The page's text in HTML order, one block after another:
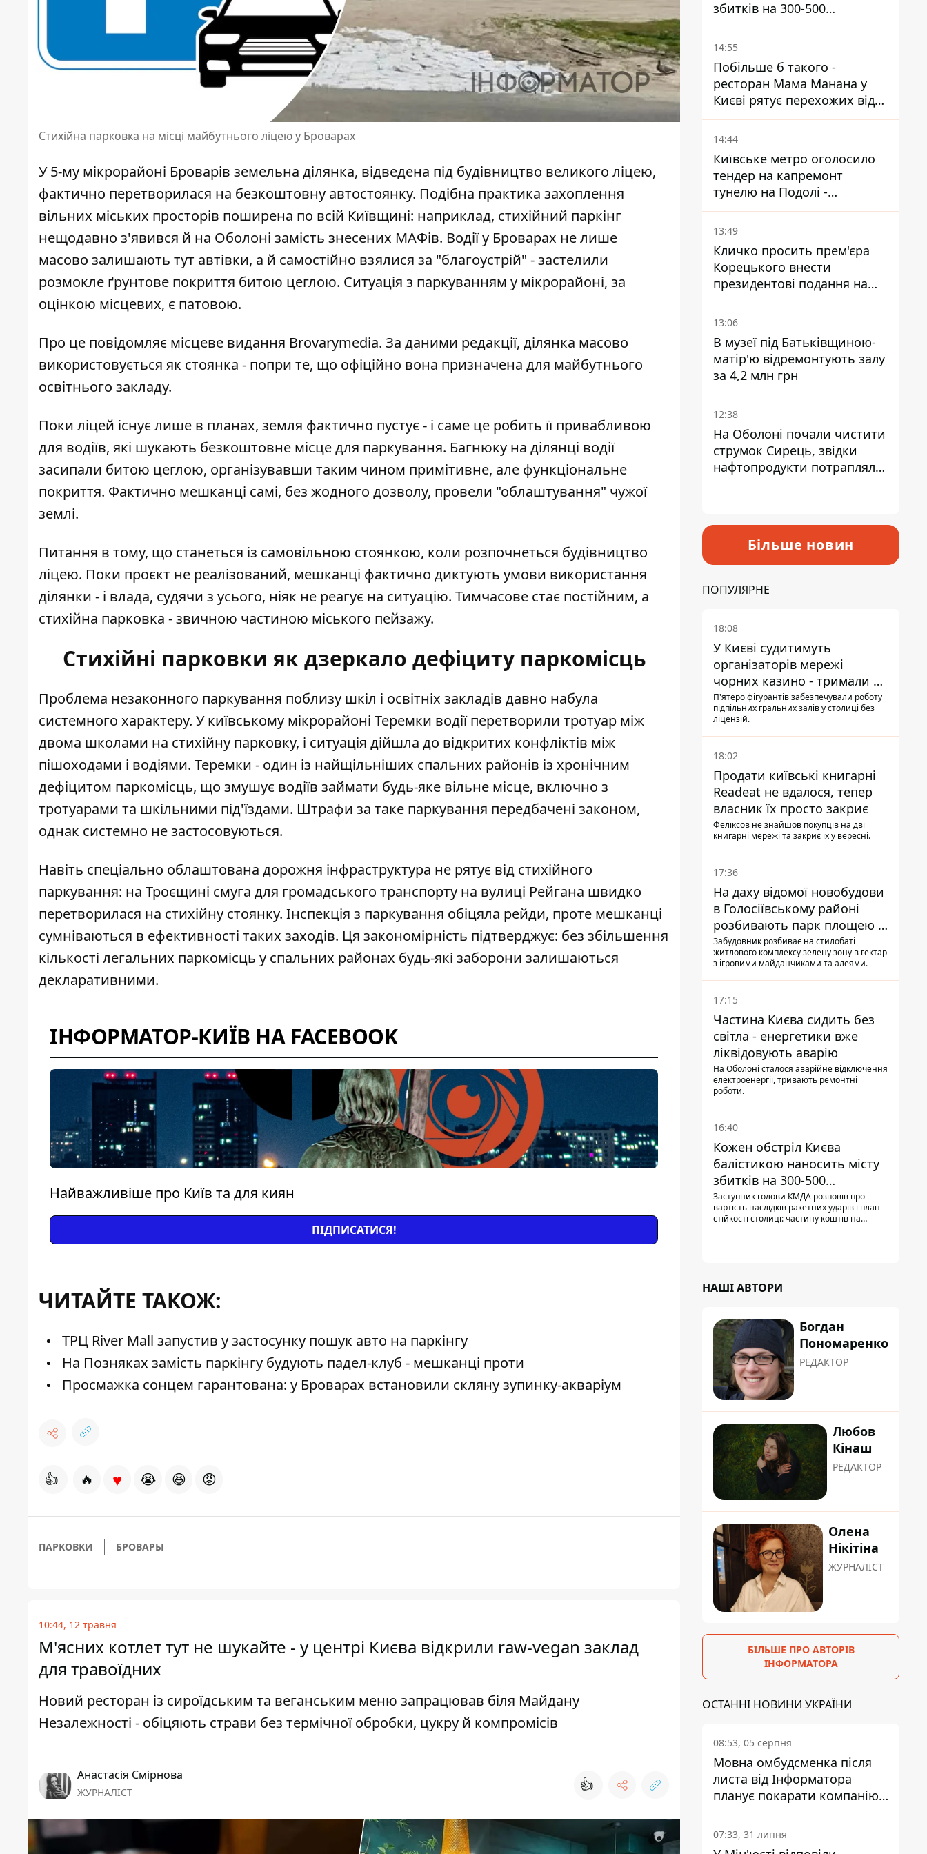
Стихійна парковка на місці майбутнього ліцею у Броварах
У 5-му мікрорайоні Броварів земельна ділянка, відведена під будівництво великого ліцею,
фактично перетворилася на безкоштовну автостоянку. Подібна практика захоплення
вільних міських просторів поширена по всій Київщині: наприклад, стихійний паркінг
нещодавно з'явився й на Оболоні замість знесених МАФів. Водії у Броварах не лише
масово залишають тут автівки, а й самостійно взялися за "благоустрій" - застелили
розмокле ґрунтове покриття битою цеглою. Ситуація з паркуванням у мікрорайоні, за
оцінкою місцевих, є патовою.
Про це повідомляє місцеве видання Brovarymedia. За даними редакції, ділянка масово
використовується як стоянка - попри те, що офіційно вона призначена для майбутнього
освітнього закладу.
Поки ліцей існує лише в планах, земля фактично пустує - і саме це робить її привабливою
для водіїв, які шукають безкоштовне місце для паркування. Багнюку на ділянці водії
засипали битою цеглою, організувавши таким чином примітивне, але функціональне
покриття. Фактично мешканці самі, без жодного дозволу, провели "облаштування" чужої
землі.
Питання в тому, що станеться із самовільною стоянкою, коли розпочнеться будівництво
ліцею. Поки проєкт не реалізований, мешканці фактично диктують умови використання
ділянки - і влада, судячи з усього, ніяк не реагує на ситуацію. Тимчасове стає постійним, а
стихійна парковка - звичною частиною міського пейзажу.
Стихійні парковки як дзеркало дефіциту паркомісць
Проблема незаконного паркування поблизу шкіл і освітніх закладів давно набула
системного характеру. У київському мікрорайоні Теремки водії перетворили тротуар між
двома школами на стихійну парковку, і ситуація дійшла до відкритих конфліктів між
пішоходами і водіями. Теремки - один із найщільніших спальних районів із хронічним
дефіцитом паркомісць, що змушує водіїв займати будь-яке вільне місце, включно з
тротуарами та шкільними під'їздами. Штрафи за таке паркування передбачені законом,
однак системно не застосовуються.
Навіть спеціально облаштована дорожня інфраструктура не рятує від стихійного
паркування: на Троєщині смуга для громадського транспорту на вулиці Рейгана швидко
перетворилася на стихійну стоянку. Інспекція з паркування обіцяла рейди, проте мешканці
сумніваються в ефективності таких заходів. Ця закономірність підтверджує: без збільшення
кількості легальних паркомісць у спальних районах будь-які заборони залишаються
декларативними.
ІНФОРМАТОР-КИЇВ НА FACEBOOK
Найважливіше про Київ та для киян
ПІДПИСАТИСЯ!
ЧИТАЙТЕ ТАКОЖ:
ТРЦ River Mall запустив у застосунку пошук авто на паркінгу
На Позняках замість паркінгу будують падел-клуб - мешканці проти
Просмажка сонцем гарантована: у Броварах встановили скляну зупинку-акваріум
👍 🔥 ♥ 😭 😆 😡
ПАРКОВКИ БРОВАРЫ
10:44, 12 травня
М'ясних котлет тут не шукайте - у центрі Києва відкрили raw-vegan заклад
для травоїдних
Новий ресторан із сироїдським та веганським меню запрацював біля Майдану
Незалежності - обіцяють страви без термічної обробки, цукру й компромісів
Анастасія Смірнова
ЖУРНАЛІСТ 👍
збитків на 300-500
мільйонів - Петро
Пантелеєв
14:55
Побільше б такого -
ресторан Мама Манана у
Києві рятує перехожих від
спеки
14:44
Київське метро оголосило
тендер на капремонт
тунелю на Подолі -
триватиме майже два роки
13:49
Кличко просить прем'єра
Корецького внести
президентові подання на
звільнення володаря
Троєщини Бахматова
13:06
В музеї під Батьківщиною-
матір'ю відремонтують залу
за 4,2 млн грн
12:38
На Оболоні почали чистити
струмок Сирець, звідки
нафтопродукти потрапляли
Більше новин
ПОПУЛЯРНЕ
18:08
У Києві судитимуть
організаторів мережі
чорних казино - тримали 39
закладів
П'ятеро фігурантів забезпечували роботу
підпільних гральних залів у столиці без
ліцензій.
18:02
Продати київські книгарні
Readeat не вдалося, тепер
власник їх просто закриє
Феліксов не знайшов покупців на дві
книгарні мережі та закриє їх у вересні.
17:36
На даху відомої новобудови
в Голосіївському районі
розбивають парк площею в
гектар
Забудовник розбиває на стилобаті
житлового комплексу зелену зону в гектар
з ігровими майданчиками та алеями.
17:15
Частина Києва сидить без
світла - енергетики вже
ліквідовують аварію
На Оболоні сталося аварійне відключення
електроенергії, тривають ремонтні
роботи.
16:40
Кожен обстріл Києва
балістикою наносить місту
збитків на 300-500
мільйонів - Петро
Пантелеєв
Заступник голови КМДА розповів про
вартість наслідків ракетних ударів і план
стійкості столиці: частину коштів на
НАШІ АВТОРИ
Богдан
Пономаренко
РЕДАКТОР
Любов
Кінаш
РЕДАКТОР
Олена
Нікітіна
ЖУРНАЛІСТ
БІЛЬШЕ ПРО АВТОРІВ
ІНФОРМАТОРА
ОСТАННІ НОВИНИ УКРАЇНИ
08:53, 05 серпня
Мовна омбудсменка після
листа від Інформатора
планує покарати компанію-
підрядника ПриватБанку
07:33, 31 липня